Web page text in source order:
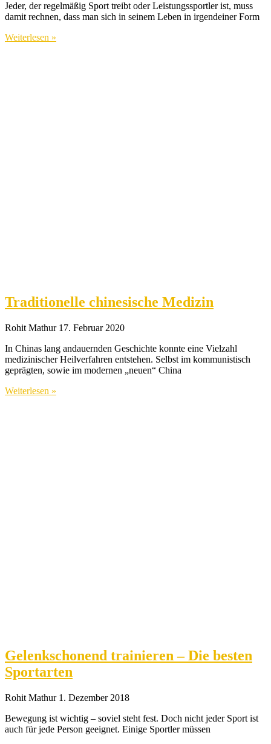
Jeder, der regelmäßig Sport treibt oder Leistungssportler ist, muss
damit rechnen, dass man sich in seinem Leben in irgendeiner Form
Weiterlesen »
Traditionelle chinesische Medizin
Rohit Mathur 17. Februar 2020
In Chinas lang andauernden Geschichte konnte eine Vielzahl
medizinischer Heilverfahren entstehen. Selbst im kommunistisch
geprägten, sowie im modernen „neuen“ China
Weiterlesen »
Gelenkschonend trainieren – Die besten
Sportarten
Rohit Mathur 1. Dezember 2018
Bewegung ist wichtig – soviel steht fest. Doch nicht jeder Sport ist
auch für jede Person geeignet. Einige Sportler müssen